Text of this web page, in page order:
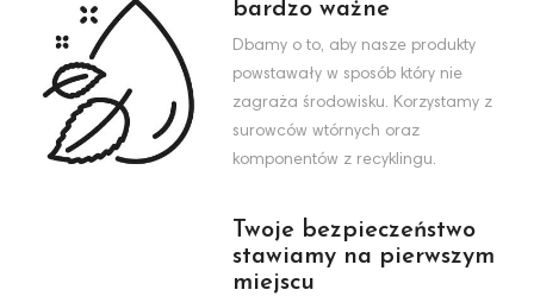
bardzo ważne
Dbamy o to, aby nasze produkty
powstawały w sposób który nie
zagraża środowisku. Korzystamy z
surowców wtórnych oraz
komponentów z recyklingu.
Twoje bezpieczeństwo
stawiamy na pierwszym
miejscu